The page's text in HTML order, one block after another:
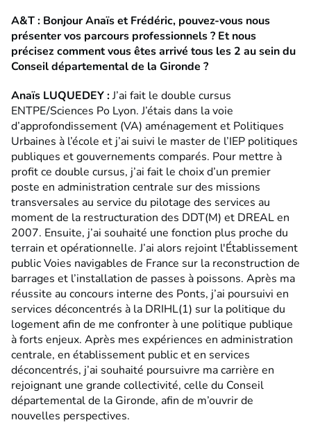
A&T : Bonjour Anaïs et Frédéric, pouvez-vous nous
présenter vos parcours professionnels ? Et nous
précisez comment vous êtes arrivé tous les 2 au sein du
Conseil départemental de la Gironde ?
Anaïs LUQUEDEY :J’ai fait le double cursus
ENTPE/Sciences Po Lyon. J’étais dans la voie
d’approfondissement (VA) aménagement et Politiques
Urbaines à l’école et j’ai suivi le master de l’IEP politiques
publiques et gouvernements comparés. Pour mettre à
profit ce double cursus, j’ai fait le choix d’un premier
poste en administration centrale sur des missions
transversales au service du pilotage des services au
moment de la restructuration des DDT(M) et DREAL en
2007. Ensuite, j’ai souhaité une fonction plus proche du
terrain et opérationnelle. J’ai alors rejoint l'Établissement
public Voies navigables de France sur la reconstruction de
barrages et l’installation de passes à poissons. Après ma
réussite au concours interne des Ponts, j’ai poursuivi en
services déconcentrés à la DRIHL(1) sur la politique du
logement afin de me confronter à une politique publique
à forts enjeux. Après mes expériences en administration
centrale, en établissement public et en services
déconcentrés, j’ai souhaité poursuivre ma carrière en
rejoignant une grande collectivité, celle du Conseil
départemental de la Gironde, afin de m’ouvrir de
nouvelles perspectives.